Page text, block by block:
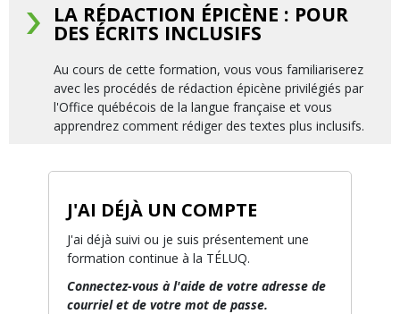
LA RÉDACTION ÉPICÈNE : POUR
DES ÉCRITS INCLUSIFS
Au cours de cette formation, vous vous familiariserez
avec les procédés de rédaction épicène privilégiés par
l'Office québécois de la langue française et vous
apprendrez comment rédiger des textes plus inclusifs.
J'AI DÉJÀ UN COMPTE
J'ai déjà suivi ou je suis présentement une
formation continue à la TÉLUQ.
Connectez-vous à l'aide de votre adresse de
courriel et de votre mot de passe.